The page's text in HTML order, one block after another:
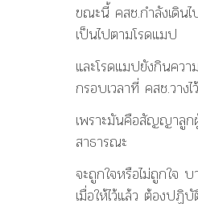
ขณะนี้ คสช.กำลังเดิน
เป็นไปตามโรดแมป
และโรดแมปยังกินคว
กรอบเวลาที่ คสช.วางไว้
เพราะมันคือสัญญาลูก
สาธารณะ
จะถูกใจหรือไม่ถูกใจ
เมื่อให้ไว้แล้ว ต้องปฏิ